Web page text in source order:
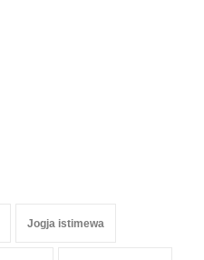
Jogja istimewa